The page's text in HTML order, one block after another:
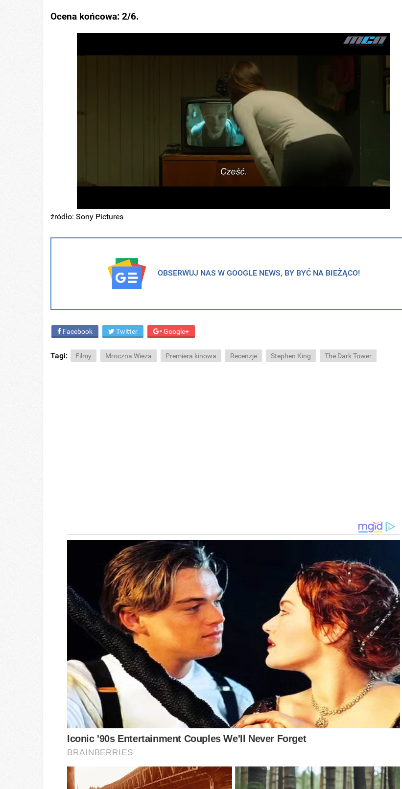
Ocena końcowa: 2/6.
źródło: Sony Pictures
OBSERWUJ NAS W GOOGLE NEWS, BY BYĆ NA BIEŻĄCO!
Facebook Twitter Google+
Tagi: Filmy Mroczna Wieża Premiera kinowa Recenzje Stephen King The Dark Tower